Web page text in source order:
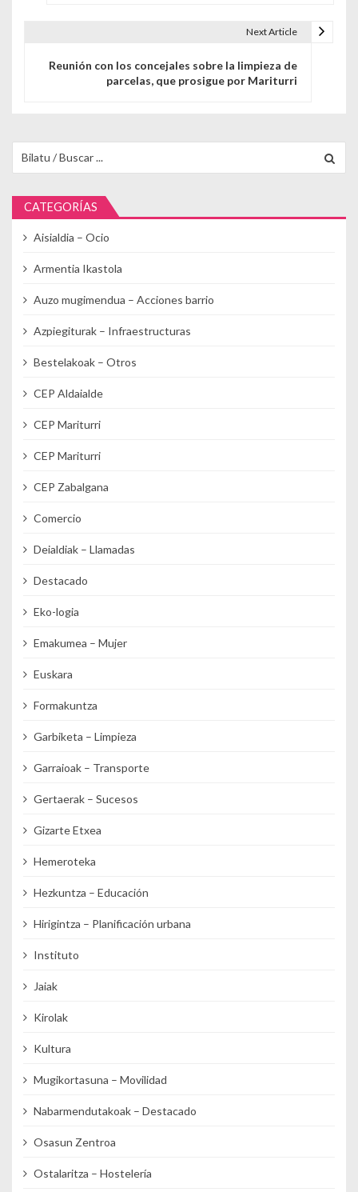
Next Article
Reunión con los concejales sobre la limpieza de
parcelas, que prosigue por Mariturri
CATEGORÍAS
Aisialdia – Ocio
Armentia Ikastola
Auzo mugimendua – Acciones barrio
Azpiegiturak – Infraestructuras
Bestelakoak – Otros
CEP Aldaialde
CEP Mariturri
CEP Mariturri
CEP Zabalgana
Comercio
Deialdiak – Llamadas
Destacado
Eko-logia
Emakumea – Mujer
Euskara
Formakuntza
Garbiketa – Limpieza
Garraioak – Transporte
Gertaerak – Sucesos
Gizarte Etxea
Hemeroteka
Hezkuntza – Educación
Hirigintza – Planificación urbana
Instituto
Jaiak
Kirolak
Kultura
Mugikortasuna – Movilidad
Nabarmendutakoak – Destacado
Osasun Zentroa
Ostalaritza – Hostelería